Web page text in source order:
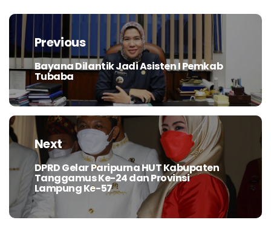
Navigasi
posPrevious
Previous
post:
Bayana Dilantik Jadi Asisten I Pemkab
Tubaba
Next
Next
post:
DPRD Gelar Paripurna HUT Kabupaten
Tanggamus Ke-24 dan Provinsi
Lampung Ke-57